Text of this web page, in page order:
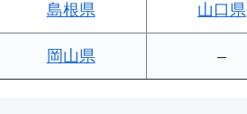
島根県 山口県
岡山県 –